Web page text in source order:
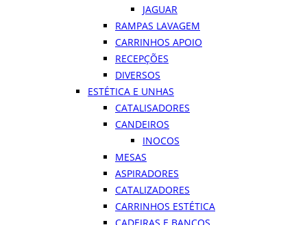
JAGUAR
RAMPAS LAVAGEM
CARRINHOS APOIO
RECEPÇÕES
DIVERSOS
ESTÉTICA E UNHAS
CATALISADORES
CANDEIROS
INOCOS
MESAS
ASPIRADORES
CATALIZADORES
CARRINHOS ESTÉTICA
CADEIRAS E BANCOS